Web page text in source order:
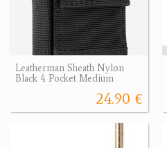
Leatherman Sheath Nylon
Black 4 Pocket Medium
24.90 €